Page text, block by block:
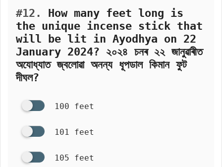
#12.
How many feet long is
the unique incense stick that
will be lit in Ayodhya on 22
January 2024? ২০২৪ চনৰ ২২ জানুৱাৰীত
অযোধ্যাত জ্বলোৱা অনন্য ধূপডাল কিমান ফুট
দীঘল?
100 feet
101 feet
105 feet